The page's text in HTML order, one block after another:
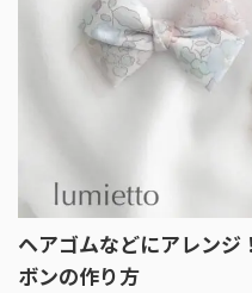
ヘアゴムなどにアレンジ
ボンの作り方